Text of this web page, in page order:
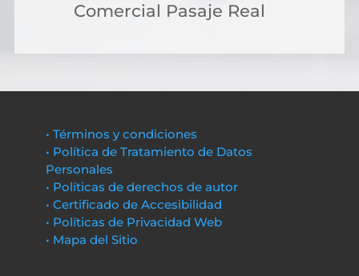
Comercial Pasaje Real
• Términos y condiciones
• Política de Tratamiento de Datos
Personales
• Políticas de derechos de autor
• Certificado de Accesibilidad
• Políticas de Privacidad Web
• Mapa del Sitio